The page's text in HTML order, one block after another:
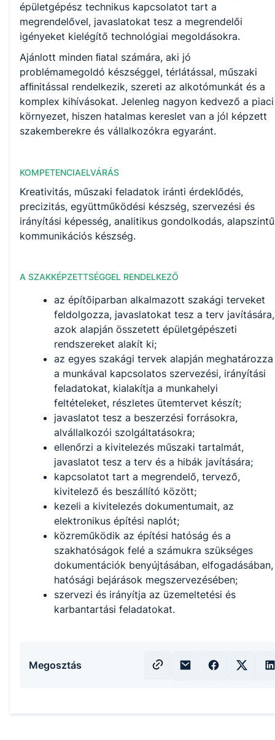
épületgépész technikus kapcsolatot tart a
megrendelővel, javaslatokat tesz a megrendelői
igényeket kielégítő technológiai megoldásokra.
Ajánlott minden ﬁatal számára, aki jó
problémamegoldó készséggel, térlátással, műszaki
afﬁnitással rendelkezik, szereti az alkotómunkát és a
komplex kihívásokat. Jelenleg nagyon kedvező a piaci
környezet, hiszen hatalmas kereslet van a jól képzett
szakemberekre és vállalkozókra egyaránt.
KOMPETENCIAELVÁRÁS
Kreativitás, műszaki feladatok iránti érdeklődés,
precizitás, együttműködési készség, szervezési és
irányítási képesség, analitikus gondolkodás, alapszintű
kommunikációs készség.
A SZAKKÉPZETTSÉGGEL RENDELKEZŐ
az építőiparban alkalmazott szakági terveket
feldolgozza, javaslatokat tesz a terv javítására,
azok alapján összetett épületgépészeti
rendszereket alakít ki;
az egyes szakági tervek alapján meghatározza
a munkával kapcsolatos szervezési, irányítási
feladatokat, kialakítja a munkahelyi
feltételeket, részletes ütemtervet készít;
javaslatot tesz a beszerzési forrásokra,
alvállalkozói szolgáltatásokra;
ellenőrzi a kivitelezés műszaki tartalmát,
javaslatot tesz a terv és a hibák javítására;
kapcsolatot tart a megrendelő, tervező,
kivitelező és beszállító között;
kezeli a kivitelezés dokumentumait, az
elektronikus építési naplót;
közreműködik az építési hatóság és a
szakhatóságok felé a számukra szükséges
dokumentációk benyújtásában, elfogadásában,
hatósági bejárások megszervezésében;
szervezi és irányítja az üzemeltetési és
karbantartási feladatokat.
Megosztás